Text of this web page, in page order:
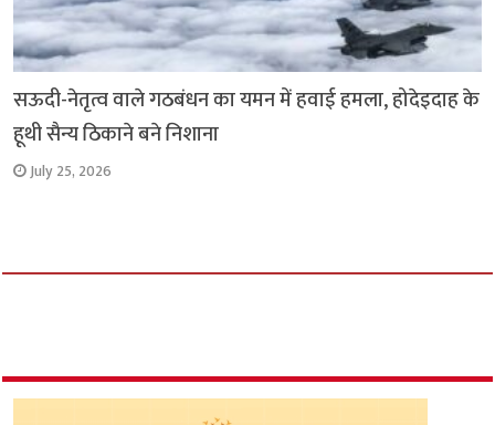
सऊदी-नेतृत्व वाले गठबंधन का यमन में हवाई हमला, होदेइदाह के
हूथी सैन्य ठिकाने बने निशाना
July 25, 2026